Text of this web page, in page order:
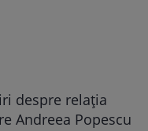
despre relația
Andreea Popescu